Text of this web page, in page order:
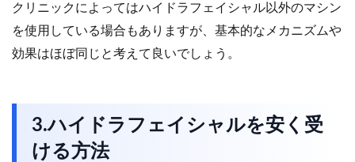
クリニックによってはハイドラフェイシャル以外のマシン
を使用している場合もありますが、基本的なメカニズムや
効果はほぼ同じと考えて良いでしょう。
3.ハイドラフェイシャルを安く受
ける方法